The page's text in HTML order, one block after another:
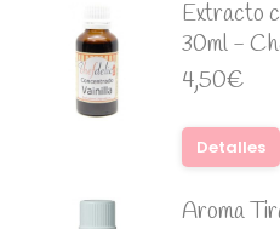
Extracto
30ml -
4,50€
Detalles
Aroma